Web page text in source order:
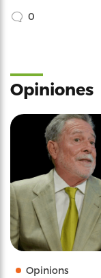
0
Opiniones
Opinions